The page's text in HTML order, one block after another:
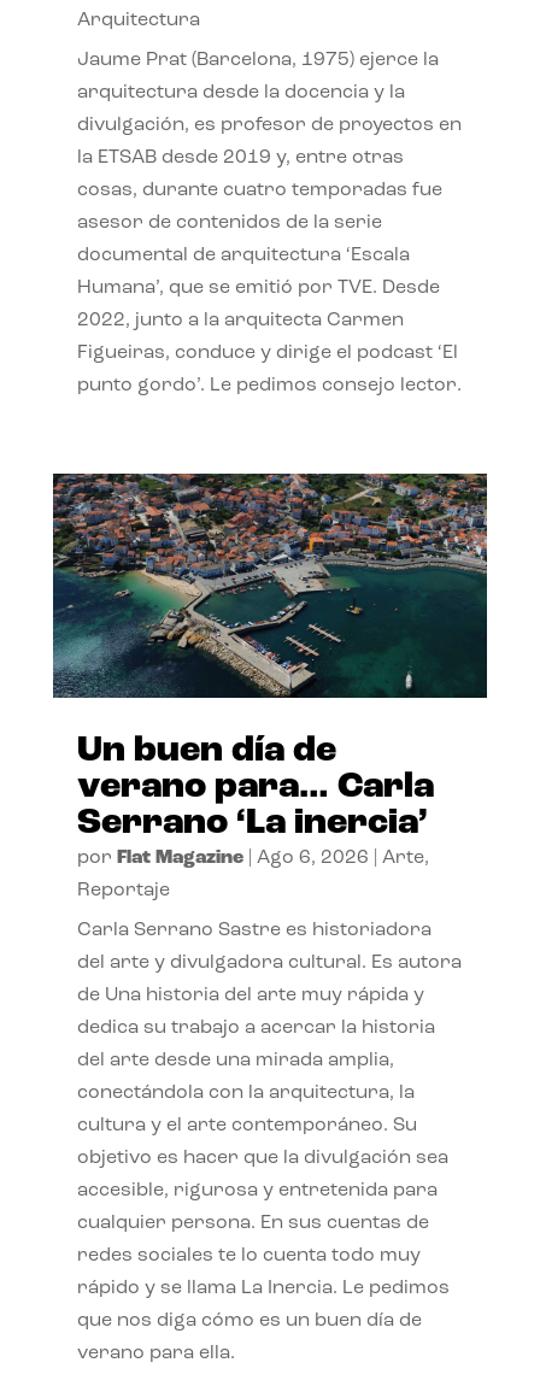
Arquitectura
Jaume Prat (Barcelona, 1975) ejerce la
arquitectura desde la docencia y la
divulgación, es profesor de proyectos en
la ETSAB desde 2019 y, entre otras
cosas, durante cuatro temporadas fue
asesor de contenidos de la serie
documental de arquitectura ‘Escala
Humana’, que se emitió por TVE. Desde
2022, junto a la arquitecta Carmen
Figueiras, conduce y dirige el podcast ‘El
punto gordo’. Le pedimos consejo lector.
Un buen día de
verano para… Carla
Serrano ‘La inercia’
por Flat Magazine| Ago 6, 2026 Arte,
Reportaje
Carla Serrano Sastre es historiadora
del arte y divulgadora cultural. Es autora
de Una historia del arte muy rápida y
dedica su trabajo a acercar la historia
del arte desde una mirada amplia,
conectándola con la arquitectura, la
cultura y el arte contemporáneo. Su
objetivo es hacer que la divulgación sea
accesible, rigurosa y entretenida para
cualquier persona. En sus cuentas de
redes sociales te lo cuenta todo muy
rápido y se llama La Inercia. Le pedimos
que nos diga cómo es un buen día de
verano para ella.